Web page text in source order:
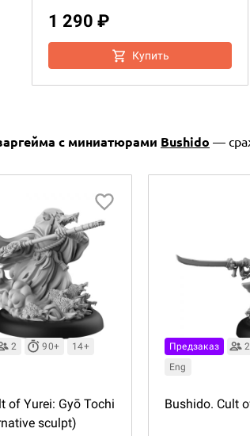
1 290 ₽
Купить
с миниатюрами Bushido —
2 90+
14+
of Yurei: Gyō Tochi
sculpt)
Предзаказ 2
Eng
Bushido. Cult